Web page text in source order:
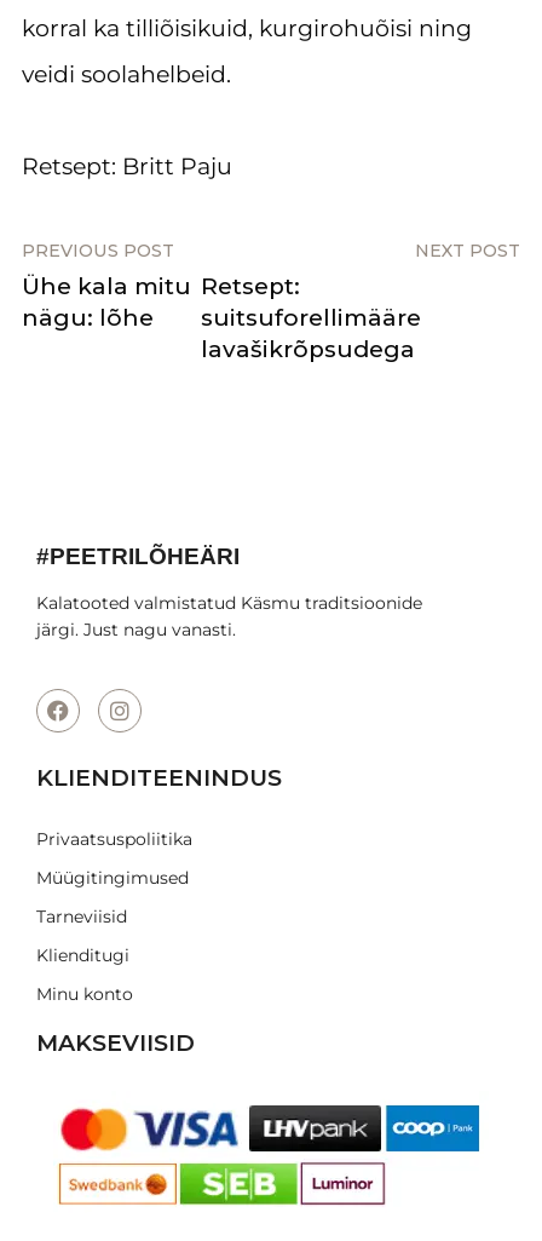
korral ka tilliõisikuid, kurgirohuõisi ning
veidi soolahelbeid.
Retsept: Britt Paju
PREVIOUS POST NEXT POST
Ühe kala mitu
nägu: lõhe
Retsept:
suitsuforellimääre
lavašikrõpsudega
#PEETRILÕHEÄRI
Kalatooted valmistatud Käsmu traditsioonide
järgi. Just nagu vanasti.
KLIENDITEENINDUS
Privaatsuspoliitika
Müügitingimused
Tarneviisid
Klienditugi
Minu konto
MAKSEVIISID